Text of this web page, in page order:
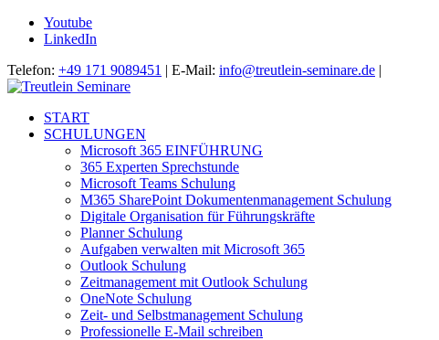
Youtube
LinkedIn
Telefon: +49 171 9089451 | E-Mail: info@treutlein-seminare.de |
START
SCHULUNGEN
Microsoft 365 EINFÜHRUNG
365 Experten Sprechstunde
Microsoft Teams Schulung
M365 SharePoint Dokumentenmanagement Schulung
Digitale Organisation für Führungskräfte
Planner Schulung
Aufgaben verwalten mit Microsoft 365
Outlook Schulung
Zeitmanagement mit Outlook Schulung
OneNote Schulung
Zeit- und Selbstmanagement Schulung
Professionelle E-Mail schreiben